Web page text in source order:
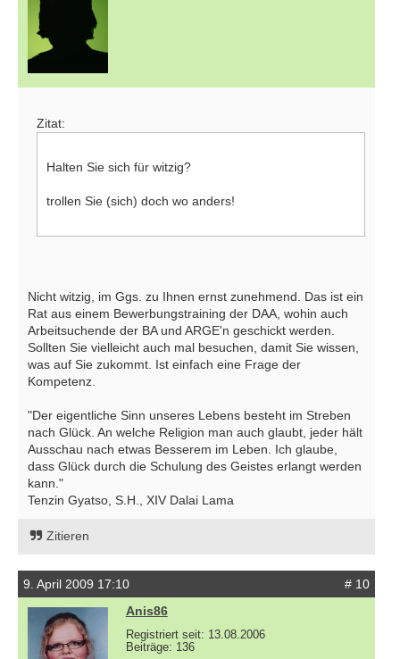
Zitat:
Halten Sie sich für witzig?
trollen Sie (sich) doch wo anders!
Nicht witzig, im Ggs. zu Ihnen ernst zunehmend. Das ist ein
Rat aus einem Bewerbungstraining der DAA, wohin auch
Arbeitsuchende der BA und ARGE'n geschickt werden.
Sollten Sie vielleicht auch mal besuchen, damit Sie wissen,
was auf Sie zukommt. Ist einfach eine Frage der
Kompetenz.
"Der eigentliche Sinn unseres Lebens besteht im Streben
nach Glück. An welche Religion man auch glaubt, jeder hält
Ausschau nach etwas Besserem im Leben. Ich glaube,
dass Glück durch die Schulung des Geistes erlangt werden
kann."
Tenzin Gyatso, S.H., XIV Dalai Lama
Zitieren
9. April 2009 17:10
# 10
Anis86
Registriert seit: 13.08.2006
Beiträge: 136